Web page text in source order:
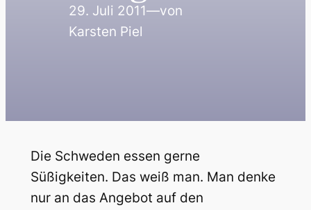
29. Juli 2011—von
Karsten Piel
Die Schweden essen gerne
Süßigkeiten. Das weiß man. Man denke
nur an das Angebot auf den